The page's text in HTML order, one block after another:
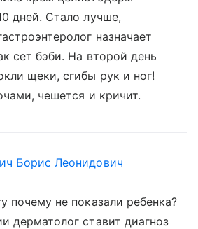
дней. Стало лучше,
назначает
сет бэби. На второй день
щеки, сгибы рук и ног!
чешется и кричит.
Борис Леонидович
почему не показали ребенка?
дерматолог ставит диагноз